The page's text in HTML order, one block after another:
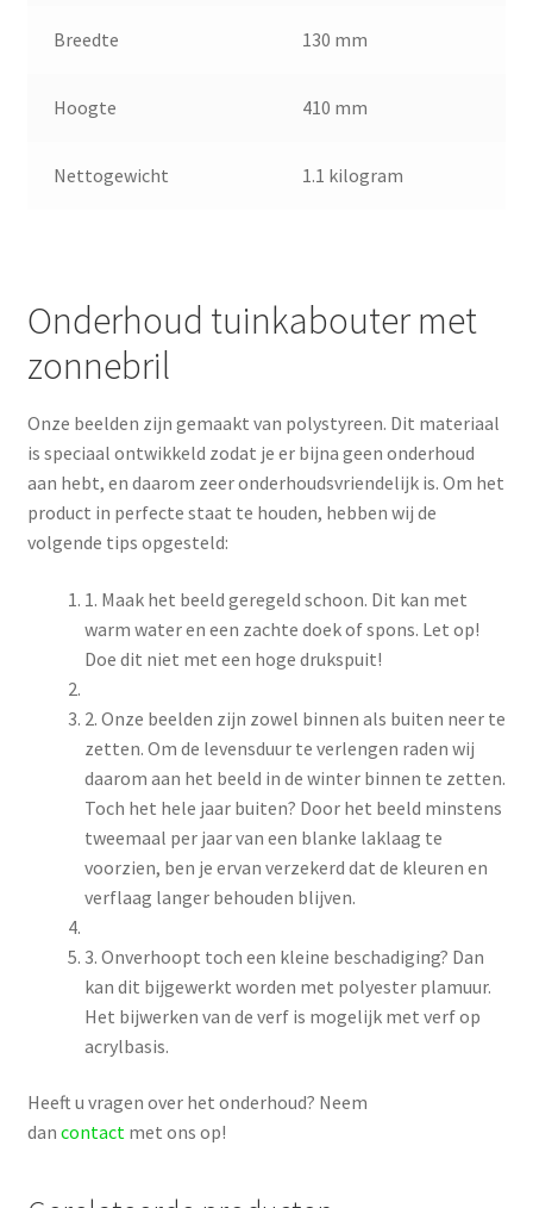
Breedte 130 mm
Hoogte 410 mm
Nettogewicht 1.1 kilogram
Onderhoud tuinkabouter met
zonnebril
Onze beelden zijn gemaakt van polystyreen. Dit materiaal
is speciaal ontwikkeld zodat je er bijna geen onderhoud
aan hebt, en daarom zeer onderhoudsvriendelijk is. Om het
product in perfecte staat te houden, hebben wij de
volgende tips opgesteld:
1. Maak het beeld geregeld schoon. Dit kan met
warm water en een zachte doek of spons. Let op!
Doe dit niet met een hoge drukspuit!
2. Onze beelden zijn zowel binnen als buiten neer te
zetten. Om de levensduur te verlengen raden wij
daarom aan het beeld in de winter binnen te zetten.
Toch het hele jaar buiten? Door het beeld minstens
tweemaal per jaar van een blanke laklaag te
voorzien, ben je ervan verzekerd dat de kleuren en
verflaag langer behouden blijven.
3. Onverhoopt toch een kleine beschadiging? Dan
kan dit bijgewerkt worden met polyester plamuur.
Het bijwerken van de verf is mogelijk met verf op
acrylbasis.
Heeft u vragen over het onderhoud? Neem
dan contactmet ons op!